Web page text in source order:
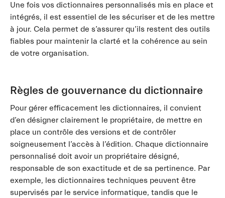
Une fois vos dictionnaires personnalisés mis en place et
intégrés, il est essentiel de les sécuriser et de les mettre
à jour. Cela permet de s’assurer qu’ils restent des outils
fiables pour maintenir la clarté et la cohérence au sein
de votre organisation.
Règles de gouvernance du dictionnaire
Pour gérer efficacement les dictionnaires, il convient
d’en désigner clairement le propriétaire, de mettre en
place un contrôle des versions et de contrôler
soigneusement l’accès à l’édition. Chaque dictionnaire
personnalisé doit avoir un propriétaire désigné,
responsable de son exactitude et de sa pertinence. Par
exemple, les dictionnaires techniques peuvent être
supervisés par le service informatique, tandis que le